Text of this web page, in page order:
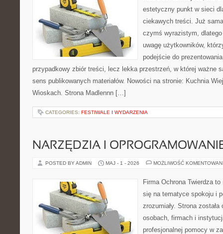
estetyczny punkt w sieci
ciekawych treści. Już
czymś wyrazistym,
uwagę użytkowników,
podejście do
przypadkowy zbiór treści, lecz lekka przestrzeń, w której ważne
sens publikowanych materiałów. Nowości na stronie: Kuchnia
Wioskach. Strona Madlennn […]
CATEGORIES: FESTIWALE I WYDARZENIA
NARZĘDZIA I
POSTED BY ADMIN MAJ - 1 - 2026 MOŻLIWOŚĆ
Firma Ochrona Twierdza
się na tematyce spokoju i
zrozumiały. Strona
osobach, firmach i
profesjonalnej pomocy w